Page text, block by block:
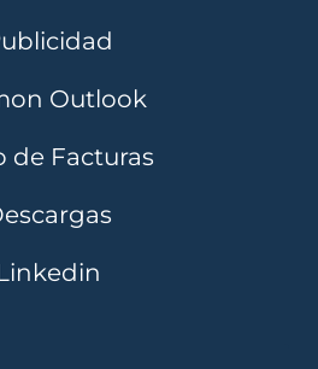
Outlook
de Facturas